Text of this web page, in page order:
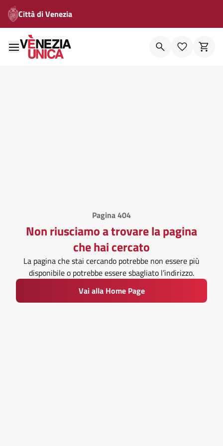
Città di Venezia
Pagina 404
Non riusciamo a trovare la pagina
che hai cercato
La pagina che stai cercando potrebbe non essere più
disponibile o potrebbe essere sbagliato l’indirizzo.
Vai alla Home Page